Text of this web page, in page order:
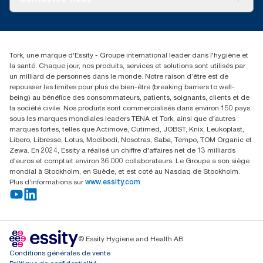
Reclamation pour distributeurs
+41 (0)848/810152
Essity Switzerland AG
Parkstraße 1b
6214 Schenkon
Lundi-jeudi 8:00-16:30 | Vendredi 8:00-15:00
GLN: 7609999000928
Tork, une marque d'Essity - Groupe international leader dans l'hygiène et
la santé. Chaque jour, nos produits, services et solutions sont utilisés par
un milliard de personnes dans le monde. Notre raison d’être est de
repousser les limites pour plus de bien-être (breaking barriers to well-
being) au bénéfice des consommateurs, patients, soignants, clients et de
la société civile. Nos produits sont commercialisés dans environ 150 pays
sous les marques mondiales leaders TENA et Tork, ainsi que d'autres
marques fortes, telles que Actimove, Cutimed, JOBST, Knix, Leukoplast,
Libero, Libresse, Lotus, Modibodi, Nosotras, Saba, Tempo, TOM Organic et
Zewa. En 2024, Essity a réalisé un chiffre d'affaires net de 13 milliards
d'euros et comptait environ 36.000 collaborateurs. Le Groupe a son siège
mondial à Stockholm, en Suède, et est coté au Nasdaq de Stockholm.
Plus d’informations sur www.essity.com
© Essity Hygiene and Health AB
Conditions générales de vente